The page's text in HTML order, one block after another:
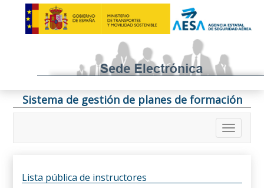
Sistema de gestión de planes de formación
Lista pública de instructores